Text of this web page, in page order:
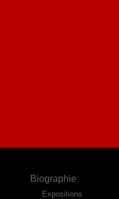
Biographie
Expositions